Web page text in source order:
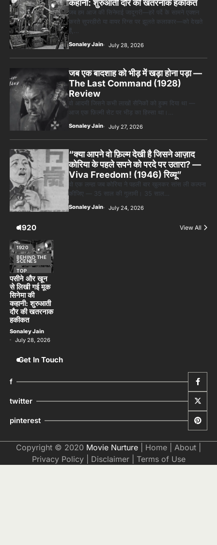
कहानी: शुरुआती दौर की खतरनाक हकीकत
जब हम आज की सिनेमाई जादूगरी—हरे पर्दे के सामने एक्शन
करते सुपरहीरो या वायर रिग्स पर झूलते कलाकार—को देखते
हैं,…
Sonaley Jain July 28, 2026
जब एक बादशाह को भीड़ में खड़ा होना पड़ा —
The Last Command (1928)
Review
वो आदमी जिसने कभी लाखों सैनिकों को हुक्म दिया था —
आज एक फ़िल्मी सेट पर भीड़ का हिस्सा था।…
Sonaley Jain July 27, 2026
“क्या आपने वो फ़िल्म देखी है जिसने आज़ाद
कोरिया के पहले सपने को परदे पर उतारा? —
Viva Freedom! (1946) रिव्यू”
वो एक लम्हा जब कोरिया ने पहली बार खुलकर सांस ली कल्पना
कीजिए — 35 साल की गुलामी। 35 साल…
Sonaley Jain July 24, 2026
1920 View All
1920
BEHIND THE
SCENES
TOP
STORIES
पसीने और खून
से लिखी गई मूक
सिनेमा की
कहानी: शुरुआती
दौर की खतरनाक
हकीकत
Sonaley Jain
July 28, 2026
Get In Touch
f
twitter
pinterest
Copyright © 2020 Movie Nurture Home About
Privacy Policy| Disclaimer| Terms of Use